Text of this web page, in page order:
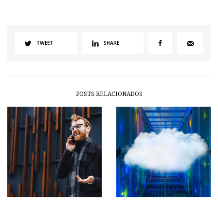
TWEET SHARE
POSTS RELACIONADOS